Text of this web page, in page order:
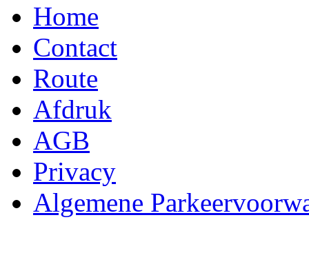
Home
Contact
Route
Afdruk
AGB
Privacy
Algemene